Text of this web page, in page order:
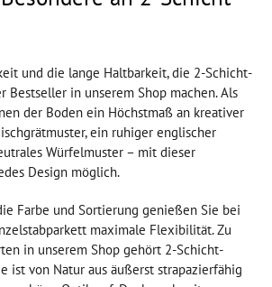
und die lange Haltbarkeit, die 2-Schicht-
Bestseller in unserem Shop machen. Als
der Boden ein Höchstmaß an kreativer
ein ruhiger englischer
Würfelmuster – mit dieser
Design möglich.
Farbe und Sortierung genießen Sie bei
maximale Flexibilität. Zu
in unserem Shop gehört 2-Schicht-
ist von Natur aus äußerst strapazierfähig